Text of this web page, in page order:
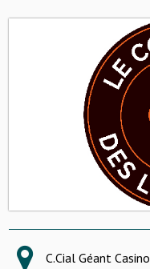
C.Cial Géant